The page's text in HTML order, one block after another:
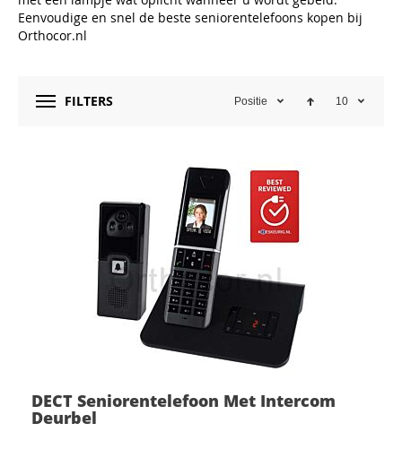
Eenvoudige en snel de beste seniorentelefoons kopen bij
Orthocor.nl
FILTERS Positie 10
DECT Seniorentelefoon Met Intercom
Deurbel